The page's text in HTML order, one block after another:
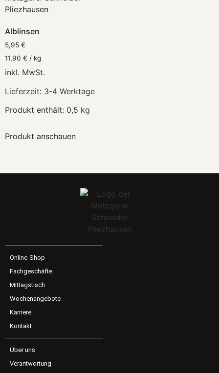
Alblinsen
5,95 €
11,90 € / kg
inkl. MwSt.
Lieferzeit: 3-4 Werktage
Produkt enthält: 0,5 kg
Produkt anschauen
Online-Shop
Fachgeschäfte
Mittagstisch
Wochenangebote
Karriere
Kontakt
Über uns
Verantwortung